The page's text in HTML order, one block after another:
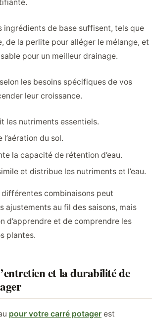
ingrédients de base suffisent, tels que
de la perlite pour alléger le mélange, et
pour un meilleur drainage.
les besoins spécifiques de vos
leur croissance.
les nutriments essentiels.
du sol.
la capacité de rétention d’eau.
et distribue les nutriments et l’eau.
combinaisons peut
ajustements au fil des saisons, mais
d’apprendre et de comprendre les
plantes.
et la durabilité de
pour votre carré potager est